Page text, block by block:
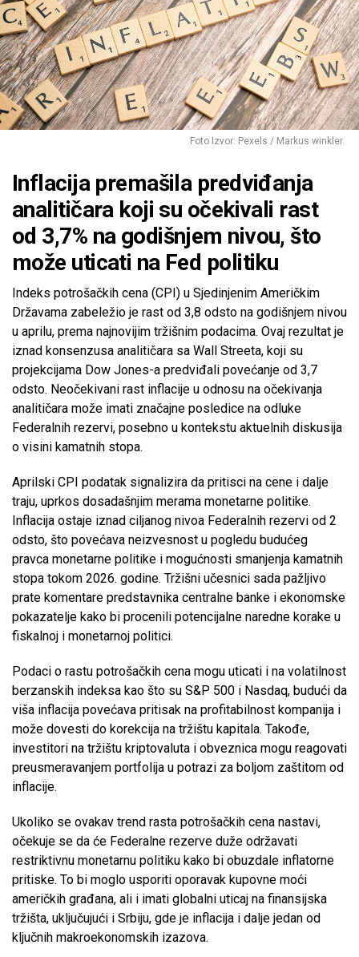
Foto Izvor: Pexels / Markus winkler
Inflacija premašila predviđanja
analitičara koji su očekivali rast
od 3,7% na godišnjem nivou, što
može uticati na Fed politiku
Indeks potrošačkih cena (CPI) u Sjedinjenim Američkim
Državama zabeležio je rast od 3,8 odsto na godišnjem nivou
u aprilu, prema najnovijim tržišnim podacima. Ovaj rezultat je
iznad konsenzusa analitičara sa Wall Streeta, koji su
projekcijama Dow Jones-a predviđali povećanje od 3,7
odsto. Neočekivani rast inflacije u odnosu na očekivanja
analitičara može imati značajne posledice na odluke
Federalnih rezervi, posebno u kontekstu aktuelnih diskusija
o visini kamatnih stopa.
Aprilski CPI podatak signalizira da pritisci na cene i dalje
traju, uprkos dosadašnjim merama monetarne politike.
Inflacija ostaje iznad ciljanog nivoa Federalnih rezervi od 2
odsto, što povećava neizvesnost u pogledu budućeg
pravca monetarne politike i mogućnosti smanjenja kamatnih
stopa tokom 2026. godine. Tržišni učesnici sada pažljivo
prate komentare predstavnika centralne banke i ekonomske
pokazatelje kako bi procenili potencijalne naredne korake u
fiskalnoj i monetarnoj politici.
Podaci o rastu potrošačkih cena mogu uticati i na volatilnost
berzanskih indeksa kao što su S&P 500 i Nasdaq, budući da
viša inflacija povećava pritisak na profitabilnost kompanija i
može dovesti do korekcija na tržištu kapitala. Takođe,
investitori na tržištu kriptovaluta i obveznica mogu reagovati
preusmeravanjem portfolija u potrazi za boljom zaštitom od
inflacije.
Ukoliko se ovakav trend rasta potrošačkih cena nastavi,
očekuje se da će Federalne rezerve duže održavati
restriktivnu monetarnu politiku kako bi obuzdale inflatorne
pritiske. To bi moglo usporiti oporavak kupovne moći
američkih građana, ali i imati globalni uticaj na finansijska
tržišta, uključujući i Srbiju, gde je inflacija i dalje jedan od
ključnih makroekonomskih izazova.